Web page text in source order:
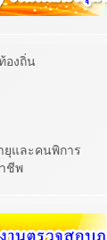
งถิ่น
ยุและคนพิการ
ชีพ